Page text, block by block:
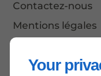
Your
Contactez-nous
Mentions légales